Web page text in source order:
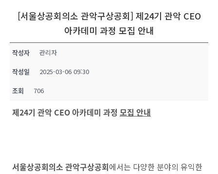
[서울상공회의소 관악구상공회] 제24기 관악 CEO
아카데미 과정 모집 안내
작성자 관리자
작성일 2025-03-06 09:30
조회 706
제24기 관악 CEO아카데미 과정 모집 안내
서울상공회의소 관악구상공회에서는 다양한 분야의 유익한